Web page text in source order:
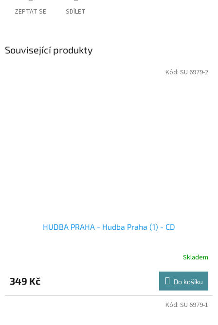
ZEPTAT SE SDÍLET
Související produkty
HUDBA PRAHA - Hudba Praha (1) - CD
Skladem
349 Kč Do košíku
Kód: SU 6979-2
Kód: SU 6979-1